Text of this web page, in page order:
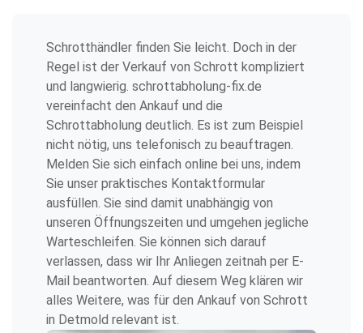
Schrotthändler finden Sie leicht. Doch in der
Regel ist der Verkauf von Schrott kompliziert
und langwierig. schrottabholung-fix.de
vereinfacht den Ankauf und die
Schrottabholung deutlich. Es ist zum Beispiel
nicht nötig, uns telefonisch zu beauftragen.
Melden Sie sich einfach online bei uns, indem
Sie unser praktisches Kontaktformular
ausfüllen. Sie sind damit unabhängig von
unseren Öffnungszeiten und umgehen jegliche
Warteschleifen. Sie können sich darauf
verlassen, dass wir Ihr Anliegen zeitnah per E-
Mail beantworten. Auf diesem Weg klären wir
alles Weitere, was für den Ankauf von Schrott
in Detmold relevant ist.